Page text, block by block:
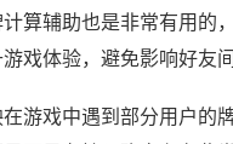
算辅助也是非常有用的
戏体验，避免影响好友间
游戏中遇到部分用户的